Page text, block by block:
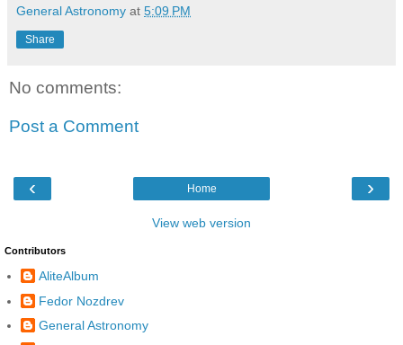
General Astronomy at 5:09 PM
Share
No comments:
Post a Comment
‹ ›
Home
View web version
Contributors
AliteAlbum
Fedor Nozdrev
General Astronomy